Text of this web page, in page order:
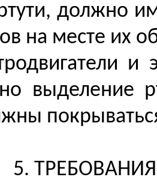
должно
на месте их
и
выделение
5.